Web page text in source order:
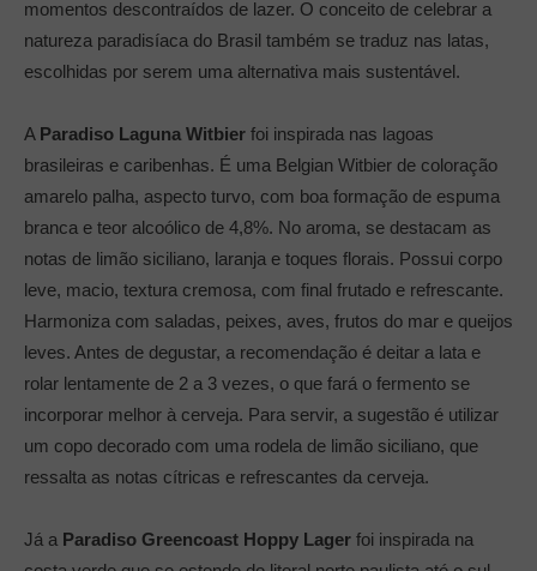
momentos descontraídos de lazer. O conceito de celebrar a
natureza paradisíaca do Brasil também se traduz nas latas,
escolhidas por serem uma alternativa mais sustentável.
A Paradiso Laguna Witbier foi inspirada nas lagoas
brasileiras e caribenhas. É uma Belgian Witbier de coloração
amarelo palha, aspecto turvo, com boa formação de espuma
branca e teor alcoólico de 4,8%. No aroma, se destacam as
notas de limão siciliano, laranja e toques florais. Possui corpo
leve, macio, textura cremosa, com final frutado e refrescante.
Harmoniza com saladas, peixes, aves, frutos do mar e queijos
leves. Antes de degustar, a recomendação é deitar a lata e
rolar lentamente de 2 a 3 vezes, o que fará o fermento se
incorporar melhor à cerveja. Para servir, a sugestão é utilizar
um copo decorado com uma rodela de limão siciliano, que
ressalta as notas cítricas e refrescantes da cerveja.
Já a Paradiso Greencoast Hoppy Lager foi inspirada na